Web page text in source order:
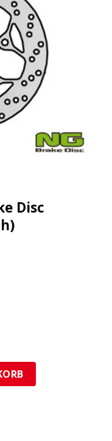
Disc
3.8mm (5 Loch)